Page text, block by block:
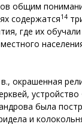
общим
содержатся14
где их
в., окрашенная
была
и